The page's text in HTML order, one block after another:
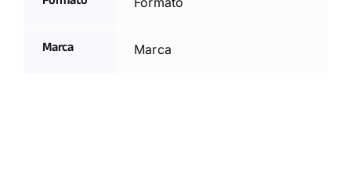
Marca Marca